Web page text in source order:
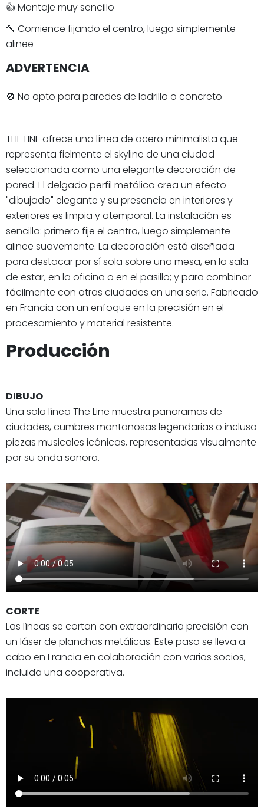
👍 Montaje muy sencillo
🔨 Comience fijando el centro, luego simplemente
alinee
ADVERTENCIA
🚫 No apto para paredes de ladrillo o concreto
THE LINE ofrece una línea de acero minimalista que
representa fielmente el skyline de una ciudad
seleccionada como una elegante decoración de
pared. El delgado perfil metálico crea un efecto
"dibujado" elegante y su presencia en interiores y
exteriores es limpia y atemporal. La instalación es
sencilla: primero fije el centro, luego simplemente
alinee suavemente. La decoración está diseñada
para destacar por sí sola sobre una mesa, en la sala
de estar, en la oficina o en el pasillo; y para combinar
fácilmente con otras ciudades en una serie. Fabricado
en Francia con un enfoque en la precisión en el
procesamiento y material resistente.
Producción
DIBUJO
Una sola línea The Line muestra panoramas de
ciudades, cumbres montañosas legendarias o incluso
piezas musicales icónicas, representadas visualmente
por su onda sonora.
CORTE
Las líneas se cortan con extraordinaria precisión con
un láser de planchas metálicas. Este paso se lleva a
cabo en Francia en colaboración con varios socios,
incluida una cooperativa.